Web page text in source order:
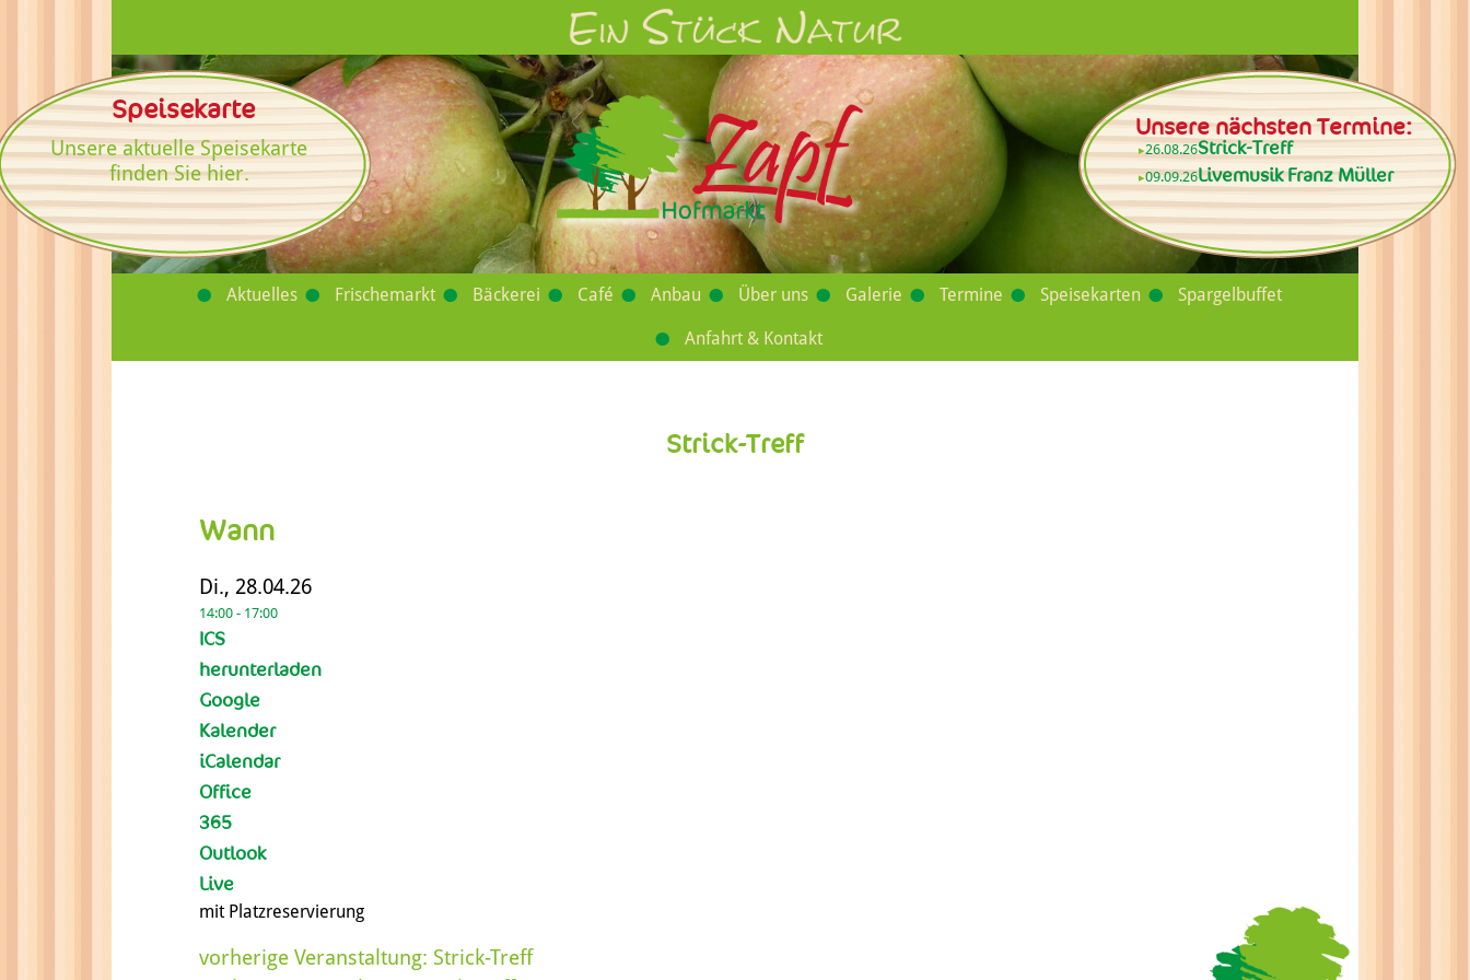
Speisekarte
Unsere aktuelle Speisekarte
finden Sie hier.
Unsere nächsten Termine:
26.08.26Strick-Treff
09.09.26Livemusik Franz Müller
Aktuelles Frischemarkt Bäckerei Café Anbau Über uns Galerie Termine Speisekarten Spargelbuffet
Anfahrt & Kontakt
Strick-Treff
Wann
Di., 28.04.26
14:00 - 17:00
ICS
herunterladen
Google
Kalender
iCalendar
Office
365
Outlook
Live
mit Platzreservierung
vorherige Veranstaltung: Strick-Treff